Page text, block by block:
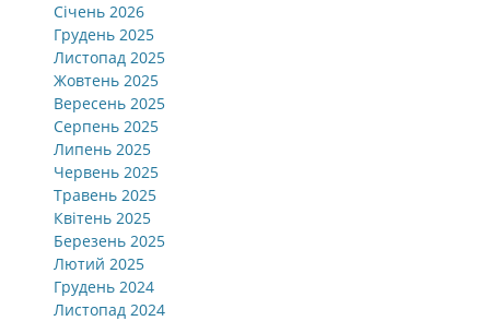
Січень 2026
Грудень 2025
Листопад 2025
Жовтень 2025
Вересень 2025
Серпень 2025
Липень 2025
Червень 2025
Травень 2025
Квітень 2025
Березень 2025
Лютий 2025
Грудень 2024
Листопад 2024